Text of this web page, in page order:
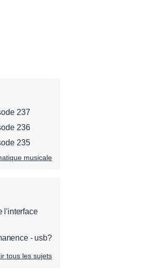
237
236
235
musicale
l'interface
- usb?
tous les sujets